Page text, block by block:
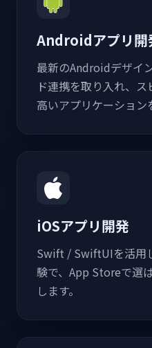
Androidアプリ開
最新のAndroidデザイ
ド連携を取り入れ、
高いアプリケーション
iOSアプリ開発
Swift / SwiftUIを活用
験で、App Storeで選
します。